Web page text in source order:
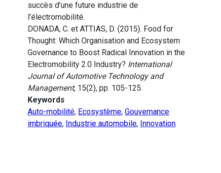
succès d’une future industrie de
l’électromobilité.
DONADA, C. et ATTIAS, D. (2015). Food for
Thought: Which Organisation and Ecosystem
Governance to Boost Radical Innovation in the
Electromobility 2.0 Industry? International
Journal of Automotive Technology and
Management, 15(2), pp. 105-125.
Keywords
Auto-mobilité, Ecosystème, Gouvernance
imbriquée, Industrie automobile, Innovation